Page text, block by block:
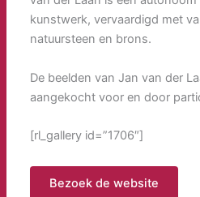
kunstwerk, vervaardigd met
natuursteen en brons.
De beelden van Jan van der
aangekocht voor en door
[rl_gallery id=”1706″]
Bezoek de website